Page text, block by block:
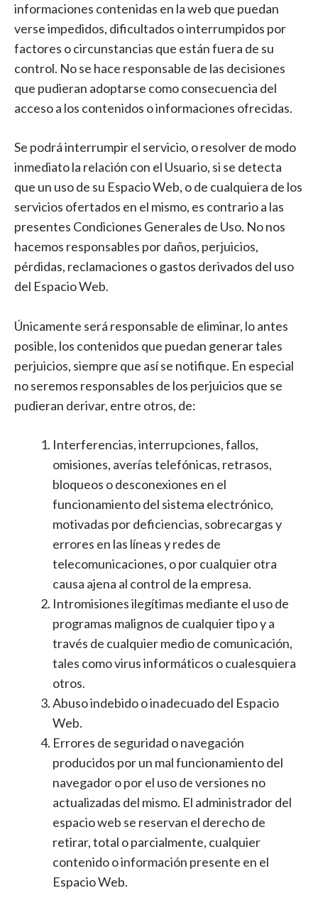
informaciones contenidas en la web que puedan
verse impedidos, dificultados o interrumpidos por
factores o circunstancias que están fuera de su
control. No se hace responsable de las decisiones
que pudieran adoptarse como consecuencia del
acceso a los contenidos o informaciones ofrecidas.
Se podrá interrumpir el servicio, o resolver de modo
inmediato la relación con el Usuario, si se detecta
que un uso de su Espacio Web, o de cualquiera de los
servicios ofertados en el mismo, es contrario a las
presentes Condiciones Generales de Uso. No nos
hacemos responsables por daños, perjuicios,
pérdidas, reclamaciones o gastos derivados del uso
del Espacio Web.
Únicamente será responsable de eliminar, lo antes
posible, los contenidos que puedan generar tales
perjuicios, siempre que así se notifique. En especial
no seremos responsables de los perjuicios que se
pudieran derivar, entre otros, de:
Interferencias, interrupciones, fallos,
omisiones, averías telefónicas, retrasos,
bloqueos o desconexiones en el
funcionamiento del sistema electrónico,
motivadas por deficiencias, sobrecargas y
errores en las líneas y redes de
telecomunicaciones, o por cualquier otra
causa ajena al control de la empresa.
Intromisiones ilegítimas mediante el uso de
programas malignos de cualquier tipo y a
través de cualquier medio de comunicación,
tales como virus informáticos o cualesquiera
otros.
Abuso indebido o inadecuado del Espacio
Web.
Errores de seguridad o navegación
producidos por un mal funcionamiento del
navegador o por el uso de versiones no
actualizadas del mismo. El administrador del
espacio web se reservan el derecho de
retirar, total o parcialmente, cualquier
contenido o información presente en el
Espacio Web.